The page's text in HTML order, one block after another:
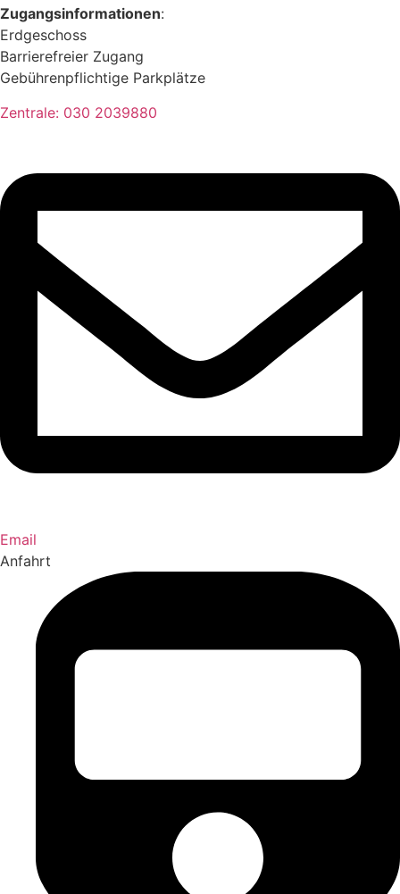
Zugangsinformationen:
Erdgeschoss
Barrierefreier Zugang
Gebührenpflichtige Parkplätze
Zentrale: 030 2039880
Email
Anfahrt